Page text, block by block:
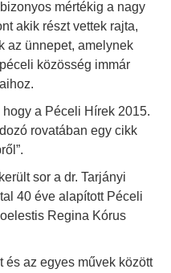
mértékig a nagy
akik részt vettek rajta,
az ünnepet, amelynek
közösség immár
hogy a Péceli Hírek 2015.
rovatában egy cikk
sor a dr. Tarjányi
40 éve alapított Péceli
Regina Kórus
és az egyes művek között